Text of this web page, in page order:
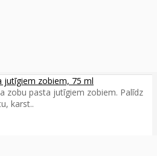
jutīgiem zobiem, 75 ml
zobu pasta jutīgiem zobiem. Palīdz
karst..